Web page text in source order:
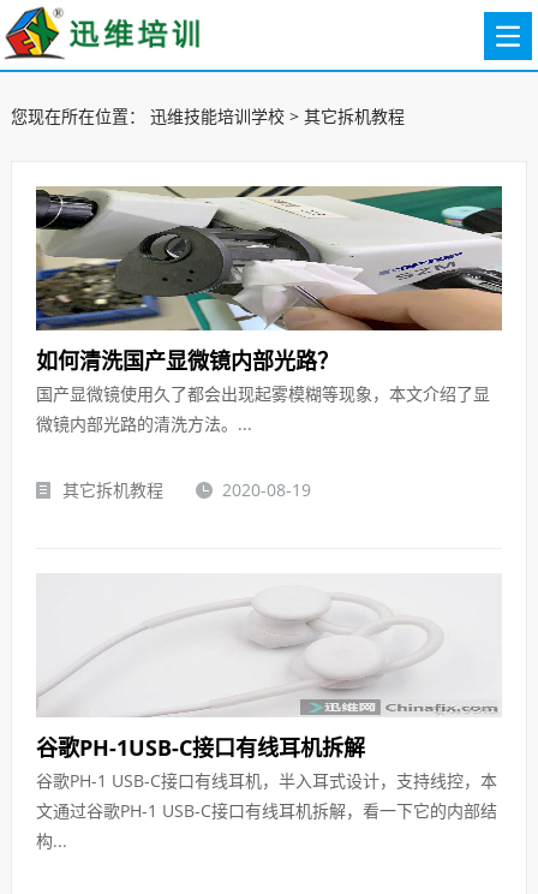
您现在所在位置： 迅维技能培训学校> 其它拆机教程
如何清洗国产显微镜内部光路？
国产显微镜使用久了都会出现起雾模糊等现象，本文介绍了显
微镜内部光路的清洗方法。...
其它拆机教程 2020-08-19
谷歌PH-1USB-C接口有线耳机拆解
谷歌PH-1 USB-C接口有线耳机，半入耳式设计，支持线控，本
文通过谷歌PH-1 USB-C接口有线耳机拆解，看一下它的内部结
构...